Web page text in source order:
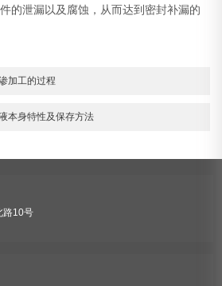
的泄漏以及腐蚀，从而达到密封补漏的
加工的过程
本身特性及保存方法
路10号